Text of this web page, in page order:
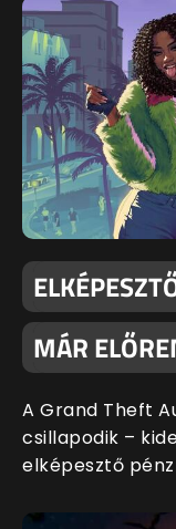
MÁR
A Grand Theft
csillapodik –
elképesztő